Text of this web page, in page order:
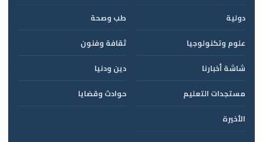
دولية
طب وصحة
علوم وتكنولوجيا
ثقافة وفنون
شاشة أخبارنا
دين ودنيا
مستجدات التعليم
حوادث وقضايا
الأخيرة